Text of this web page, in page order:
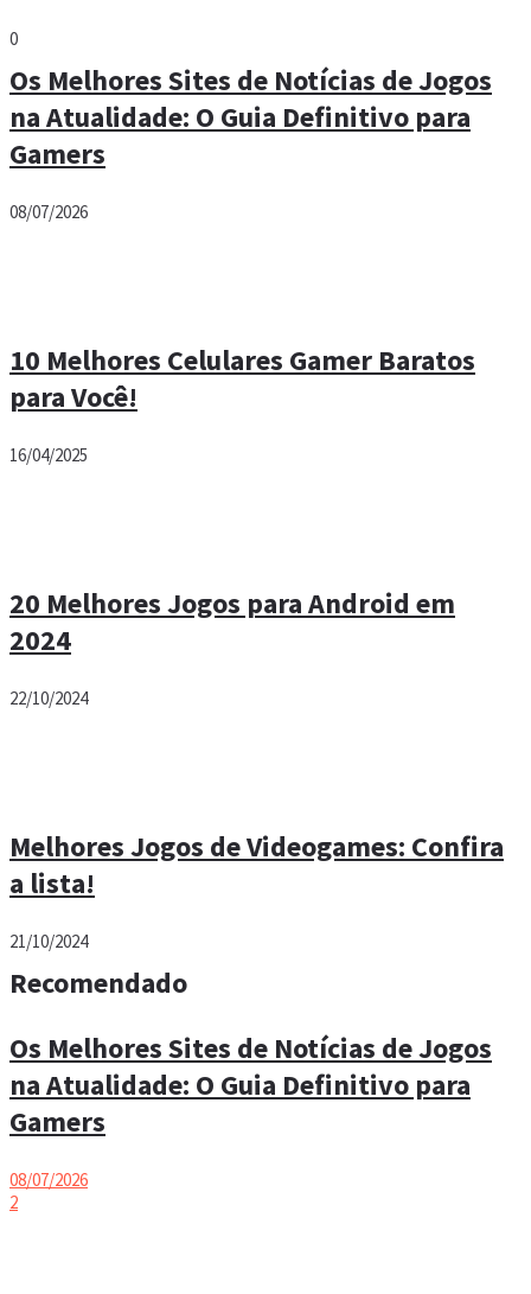
0
Os Melhores Sites de Notícias de Jogos
na Atualidade: O Guia Definitivo para
Gamers
08/07/2026
10 Melhores Celulares Gamer Baratos
para Você!
16/04/2025
20 Melhores Jogos para Android em
2024
22/10/2024
Melhores Jogos de Videogames: Confira
a lista!
21/10/2024
Recomendado
Os Melhores Sites de Notícias de Jogos
na Atualidade: O Guia Definitivo para
Gamers
08/07/2026
2